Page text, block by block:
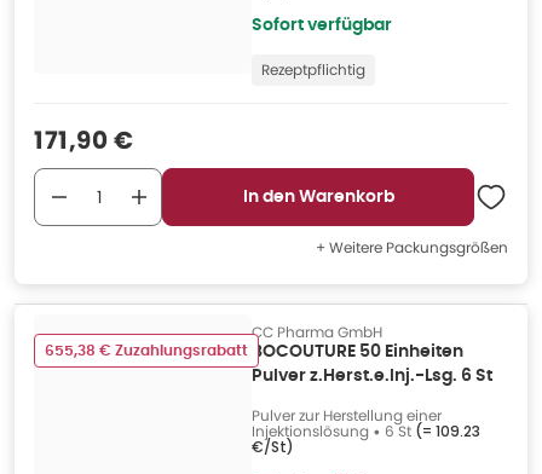
Sofort verfügbar
Rezeptpflichtig
Verkaufspreis
171,90 €
In den Warenkorb
+ Weitere Packungsgrößen
655,38 € Zuzahlungsrabatt
CC Pharma GmbH
BOCOUTURE 50 Einheiten
Pulver z.Herst.e.Inj.-Lsg. 6 St
Pulver zur Herstellung einer
Injektionslösung • 6 St (= 109.23
€/St)